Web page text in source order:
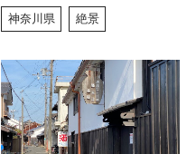
神奈川県 絶景